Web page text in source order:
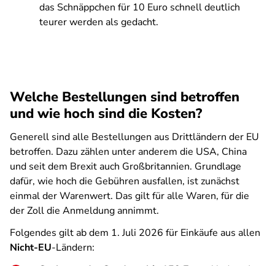
das Schnäppchen für 10 Euro schnell deutlich
teurer werden als gedacht.
Welche Bestellungen sind betroffen
und wie hoch sind die Kosten?
Generell sind alle Bestellungen aus Drittländern der EU
betroffen. Dazu zählen unter anderem die USA, China
und seit dem Brexit auch Großbritannien. Grundlage
dafür, wie hoch die Gebühren ausfallen, ist zunächst
einmal der Warenwert. Das gilt für alle Waren, für die
der Zoll die Anmeldung annimmt.
Folgendes gilt ab dem 1. Juli 2026 für Einkäufe aus allen
Nicht-EU-Ländern: